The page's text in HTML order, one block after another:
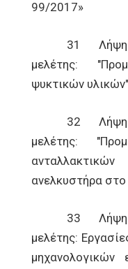
99/2017»
31 Λήψη
μελέτης:
ψυκτικών
32 Λήψη
μελέτης:
ανελκυστήρα
33 Λήψη
μελέτης:
μηχανολογικών